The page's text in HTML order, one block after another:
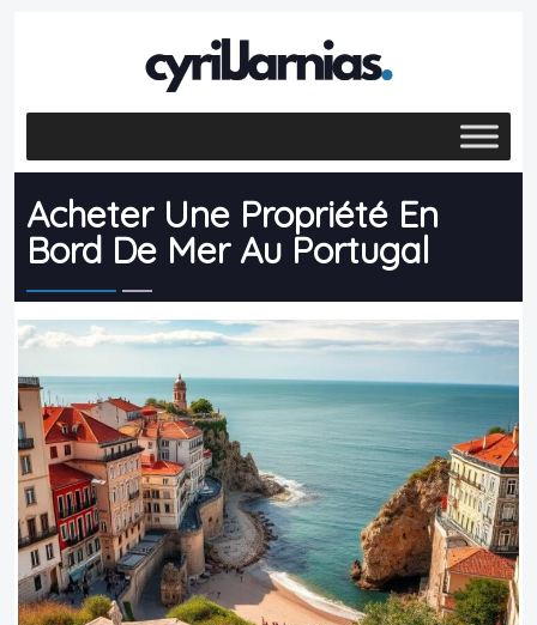
Acheter Une Propriété En
Bord De Mer Au Portugal